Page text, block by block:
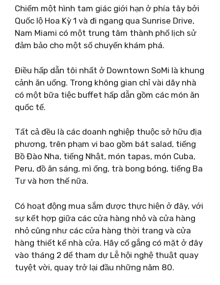
Chiếm một hình tam giác giới hạn ở phía tây bởi
Quốc lộ Hoa Kỳ 1 và đi ngang qua Sunrise Drive,
Nam Miami có một trung tâm thành phố lịch sử
đảm bảo cho một số chuyến khám phá.
Điều hấp dẫn tôi nhất ở Downtown SoMi là khung
cảnh ăn uống. Trong không gian chỉ vài dãy nhà
có một bữa tiệc buffet hấp dẫn gồm các món ăn
quốc tế.
Tất cả đều là các doanh nghiệp thuộc sở hữu địa
phương, trên phạm vi bao gồm bát salad, tiếng
Bồ Đào Nha, tiếng Nhật, món tapas, món Cuba,
Peru, đồ ăn sáng, mì ống, trà bong bóng, tiếng Ba
Tư và hơn thế nữa.
Có hoạt động mua sắm được thực hiện ở đây, với
sự kết hợp giữa các cửa hàng nhỏ và cửa hàng
nhỏ cũng như các cửa hàng thời trang và cửa
hàng thiết kế nhà cửa. Hãy cố gắng có mặt ở đây
vào tháng 2 để tham dự Lễ hội nghệ thuật quay
tuyệt vời, quay trở lại đầu những năm 80.